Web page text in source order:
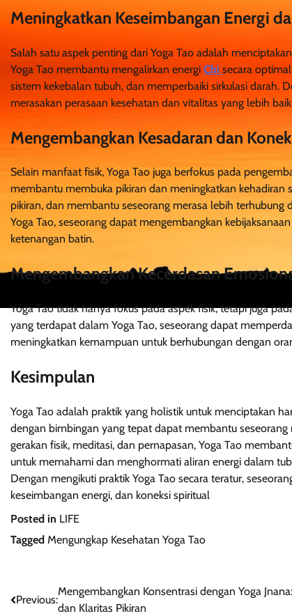
Meningkatkan Keseimbangan Energi
Salah satu aspek penting dari Yoga Tao adalah
Yoga Tao membantu mengalirkan energi Chi secara
sistem kekebalan tubuh, dan memperbaiki sirkulasi darah.
merasakan perasaan kesehatan dan vitalitas yang lebih
Mengembangkan Kesadaran dan
Selain manfaat fisik, Yoga Tao juga berfokus pada
membantu membuka pikiran dan meningkatkan
pikiran, dan membantu seseorang merasa lebih
Yoga Tao, seseorang dapat mengembangkan
ketenangan batin.
Mengembangkan Kecerdasan
Yoga Tao tidak hanya fokus pada aspek fisik, tetapi juga
yang terdapat dalam Yoga Tao, seseorang dapat
meningkatkan kemampuan untuk berhubungan dengan
Kesimpulan
Yoga Tao adalah praktik yang holistik untuk menciptakan
dengan bimbingan yang tepat dapat membantu
gerakan fisik, meditasi, dan pernapasan, Yoga Tao
untuk memahami dan menghormati aliran energi dalam
Dengan mengikuti praktik Yoga Tao secara teratur,
keseimbangan energi, dan koneksi spiritual
Posted in LIFE
Tagged Mengungkap Kesehatan Yoga Tao
Post
Previous:
Mengembangkan Konsentrasi dengan Yoga
dan Klaritas Pikiran